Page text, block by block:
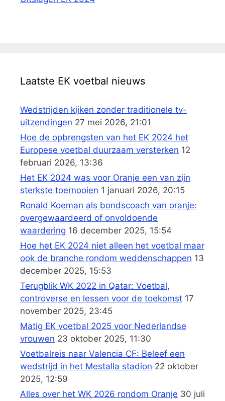
Laatste EK voetbal nieuws
Wedstrijden kijken zonder traditionele tv-
uitzendingen 27 mei 2026, 21:01
Hoe de opbrengsten van het EK 2024 het
Europese voetbal duurzaam versterken 12
februari 2026, 13:36
Het EK 2024 was voor Oranje een van zijn
sterkste toernooien 1 januari 2026, 20:15
Ronald Koeman als bondscoach van oranje:
overgewaardeerd of onvoldoende
waardering 16 december 2025, 15:54
Hoe het EK 2024 niet alleen het voetbal maar
ook de branche rondom weddenschappen 13
december 2025, 15:53
Terugblik WK 2022 in Qatar: Voetbal,
controverse en lessen voor de toekomst 17
november 2025, 23:45
Matig EK voetbal 2025 voor Nederlandse
vrouwen 23 oktober 2025, 11:30
Voetbalreis naar Valencia CF: Beleef een
wedstrijd in het Mestalla stadion 22 oktober
2025, 12:59
Alles over het WK 2026 rondom Oranje 30 juli